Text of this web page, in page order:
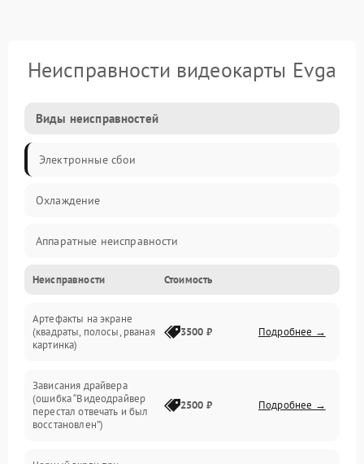
Неисправности видеокарты Evga
Виды неисправностей
Электронные сбои
Охлаждение
Аппаратные неисправности
Перегрев и термопроблемы
Видео
Интерфейсные и коммуникационные проблемы
Неисправности Стоимость
Артефакты на экране
(квадраты, полосы, рваная
картинка)
3500 ₽ Подробнее →
Зависания драйвера
(ошибка “Видеодрайвер
перестал отвечать и был
восстановлен”)
2500 ₽ Подробнее →